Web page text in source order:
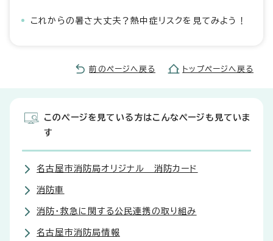
これからの暑さ大丈夫？熱中症リスクを見てみよう！
前のページへ戻る トップページへ戻る
このページを見ている方はこんなページも見ていま
す
名古屋市消防局オリジナル 消防カード
消防車
消防・救急に関する公民連携の取り組み
名古屋市消防局情報